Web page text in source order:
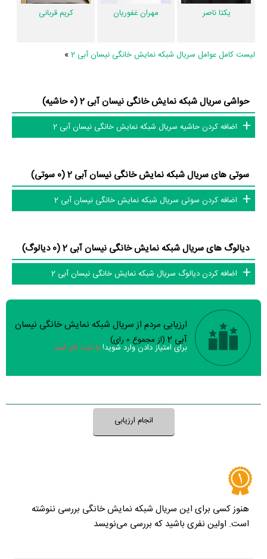
اطلاعات سریال نیسان آبی 2
سریال نیسان آبی 2 2 عدد، گردآوری و درج شده است. همچنین تاکنون در
بخش‌های ویدئو و تیزر سریال نیسان آبی 2، حواشی سریال نیسان آبی 2،
دیالوگ برتر سریال نیسان آبی 2، سوتی سریال نیسان آبی 2 و نقد سریال
نیستیم؛ باید به‌کمک علاقمندان فیلم، سریال و تئاتر، این دایرة‌المعارف آنلاین و
بانک اطلاعات هنرمندان و آثار سینما، تلویزیون و تئاتر را کامل و کامل‌تر کنیم.
یکتا ناصر مهران غفوریان کریم قربانی
لیست کامل عوامل سریال شبکه نمایش خانگی نیسان آبی 2 »
حواشی سریال شبکه نمایش خانگی نیسان آبی 2 (0 حاشیه)
اضافه کردن حاشیه سریال شبکه نمایش خانگی نیسان آبی 2
سوتی های سریال شبکه نمایش خانگی نیسان آبی 2 (0 سوتی)
اضافه کردن سوتی سریال شبکه نمایش خانگی نیسان آبی 2
دیالوگ های سریال شبکه نمایش خانگی نیسان آبی 2 (0 دیالوگ)
اضافه کردن دیالوگ سریال شبکه نمایش خانگی نیسان آبی 2
سوالات نظرسنجی ( 0 سوال)
ارزیابی مردم از سریال شبکه نمایش خانگی نیسان
آبی 2
(از مجموع 0 رای)
برای امتیاز دادن وارد شوید! یا ثبت نام کنید
انجام ارزیابی
هنوز کسی برای این سریال شبکه نمایش خانگی بررسی ننوشته
است. اولین نفری باشید که بررسی می‌نویسد